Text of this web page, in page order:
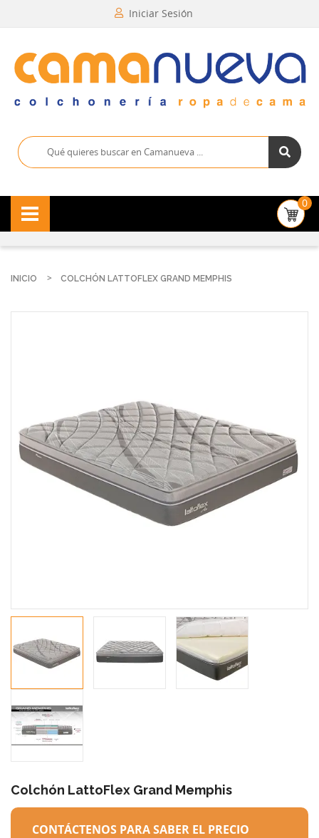
Iniciar Sesión
0
INICIO COLCHÓN LATTOFLEX GRAND MEMPHIS
Colchón LattoFlex Grand Memphis
CONTÁCTENOS PARA SABER EL PRECIO